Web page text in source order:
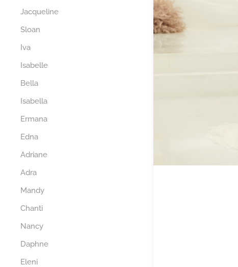
Jacqueline
Sloan
Iva
Isabelle
Bella
Isabella
Ermana
Edna
Adriane
Adra
Mandy
Chanti
Nancy
Daphne
Eleni